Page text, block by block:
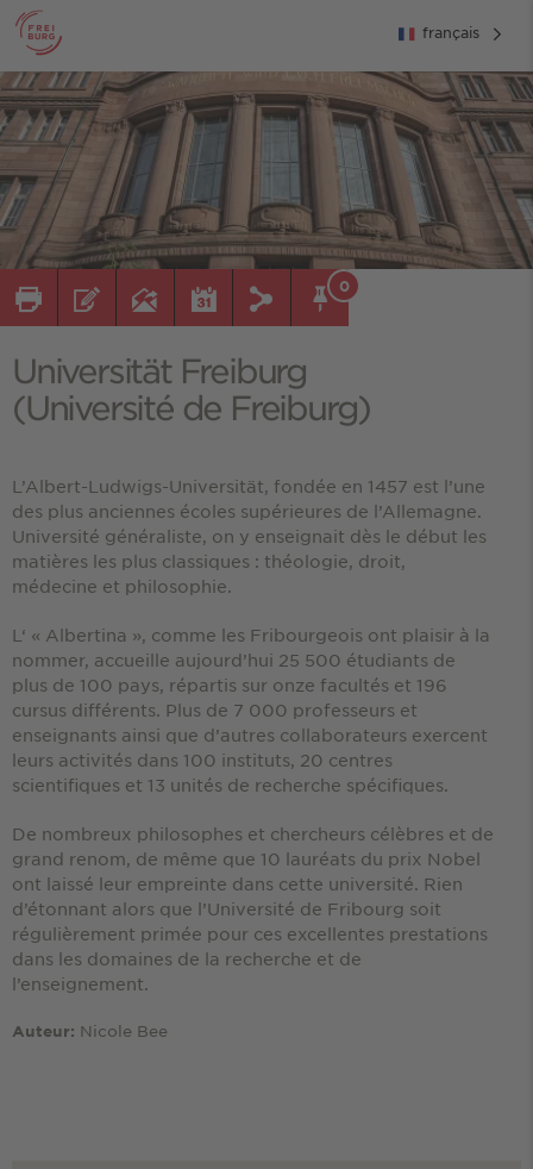
français
0
Universität Freiburg
(Université de Freiburg)
L’Albert-Ludwigs-Universität, fondée en 1457 est l’une
des plus anciennes écoles supérieures de l’Allemagne.
Université généraliste, on y enseignait dès le début les
matières les plus classiques : théologie, droit,
médecine et philosophie.
L‘ « Albertina », comme les Fribourgeois ont plaisir à la
nommer, accueille aujourd’hui 25 500 étudiants de
plus de 100 pays, répartis sur onze facultés et 196
cursus différents. Plus de 7 000 professeurs et
enseignants ainsi que d’autres collaborateurs exercent
leurs activités dans 100 instituts, 20 centres
scientifiques et 13 unités de recherche spécifiques.
De nombreux philosophes et chercheurs célèbres et de
grand renom, de même que 10 lauréats du prix Nobel
ont laissé leur empreinte dans cette université. Rien
d’étonnant alors que l’Université de Fribourg soit
régulièrement primée pour ces excellentes prestations
dans les domaines de la recherche et de
l’enseignement.
Auteur: Nicole Bee